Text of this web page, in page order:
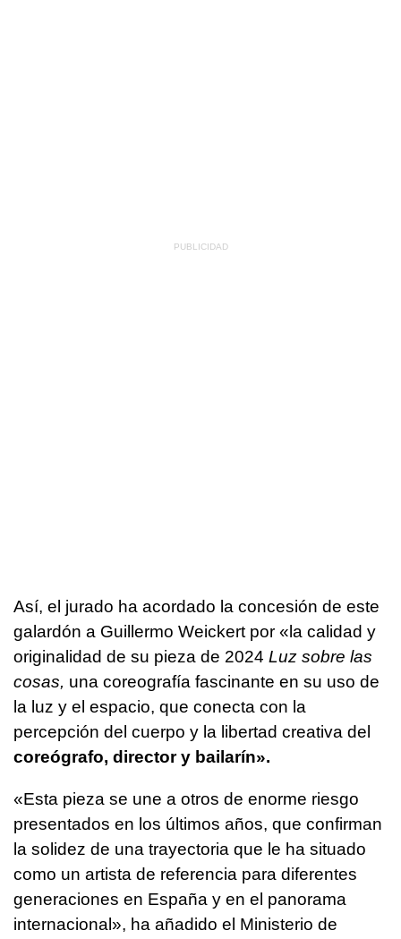
Así, el jurado ha acordado la concesión de este
galardón a Guillermo Weickert por «la calidad y
originalidad de su pieza de 2024 Luz sobre las
cosas, una coreografía fascinante en su uso de
la luz y el espacio, que conecta con la
percepción del cuerpo y la libertad creativa del
coreógrafo, director y bailarín».
«Esta pieza se une a otros de enorme riesgo
presentados en los últimos años, que confirman
la solidez de una trayectoria que le ha situado
como un artista de referencia para diferentes
generaciones en España y en el panorama
internacional», ha añadido el Ministerio de